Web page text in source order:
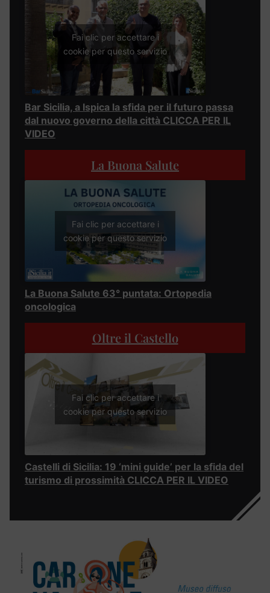
Fai clic per accettare i
cookie per questo servizio
Bar Sicilia, a Ispica la sfida per il futuro passa
dal nuovo governo della città CLICCA PER IL
VIDEO
La Buona Salute
Fai clic per accettare i
cookie per questo servizio
La Buona Salute 63° puntata: Ortopedia
oncologica
Oltre il Castello
Fai clic per accettare i
cookie per questo servizio
Castelli di Sicilia: 19 ‘mini guide’ per la sfida del
turismo di prossimità CLICCA PER IL VIDEO